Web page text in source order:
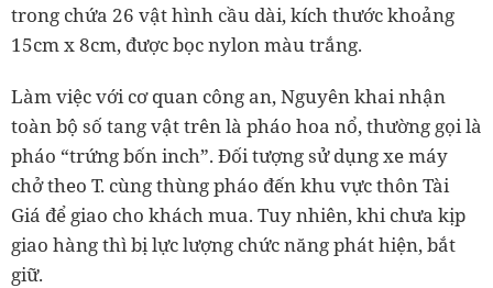
trong chứa 26 vật hình cầu dài, kích thước khoảng
15cm x 8cm, được bọc nylon màu trắng.
Làm việc với cơ quan công an, Nguyên khai nhận
toàn bộ số tang vật trên là pháo hoa nổ, thường gọi là
pháo “trứng bốn inch”. Đối tượng sử dụng xe máy
chở theo T. cùng thùng pháo đến khu vực thôn Tài
Giá để giao cho khách mua. Tuy nhiên, khi chưa kịp
giao hàng thì bị lực lượng chức năng phát hiện, bắt
giữ.